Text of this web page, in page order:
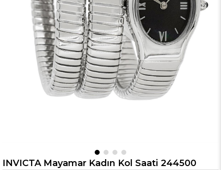
INVICTA Mayamar Kadın Kol Saati 244500